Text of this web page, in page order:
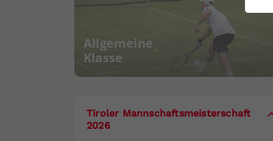
Allgemeine
Klasse
Tiroler Mannschaftsmeisterschaft
2026